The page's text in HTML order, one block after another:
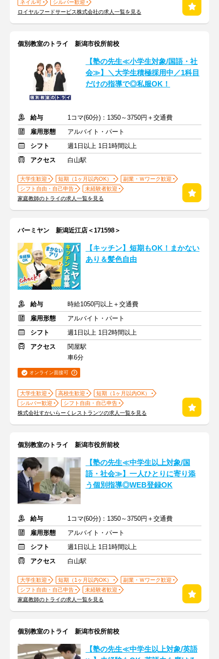
ネイル可
シルバー歓迎
ロイヤルフードサービス株式会社の求人一覧を見る
個別教室のトライ 新潟市役所前校
【塾の先生≪小学生対象/国語・社
会≫】＼大学生積極採用中／1科目
だけの指導で◎私服OK！
給与
1コマ(60分)：1350～3750円＋交通費
雇用形態
アルバイト・パート
シフト
週1日以上 1日1時間以上
アクセス
白山駅
大学生歓迎 短期（1ヶ月以内OK）
副業・Ｗワーク歓迎
シフト自由・自己申告
未経験者歓迎
家庭教師のトライの求人一覧を見る
バーミヤン 新潟近江店＜171598＞
【キッチン】短期もOK！まかない
あり＆髪色自由
給与
時給1050円以上＋交通費
雇用形態
アルバイト・パート
シフト
週1日以上 1日2時間以上
アクセス
関屋駅
車6分
オンライン面接可
大学生歓迎 高校生歓迎
短期（1ヶ月以内OK）
シルバー歓迎
シフト自由・自己申告
株式会社すかいらーくレストランツの求人一覧を見る
個別教室のトライ 新潟市役所前校
【塾の先生≪中学生以上対象/国
語・社会≫】一人ひとりに寄り添
う個別指導◎WEB登録OK
給与
1コマ(60分)：1350～3750円＋交通費
雇用形態
アルバイト・パート
シフト
週1日以上 1日1時間以上
アクセス
白山駅
大学生歓迎 短期（1ヶ月以内OK）
副業・Ｗワーク歓迎
シフト自由・自己申告
未経験者歓迎
家庭教師のトライの求人一覧を見る
個別教室のトライ 新潟市役所前校
【塾の先生≪中学生以上対象/英語